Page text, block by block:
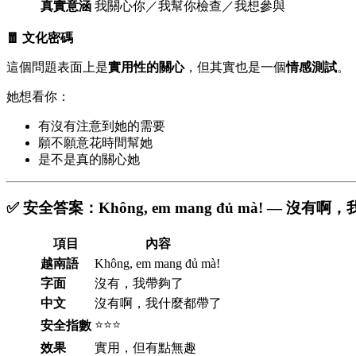
真實意涵 我關心你／我幫你檢查／我想參與
🧧 文化密碼
這個問題表面上是實用性的關心，但其實也是一個情感測試。
她想看你：
有沒有注意到她的需要
願不願意花時間幫她
是不是真的關心她
✅ 安全答案：Không, em mang đủ mà! — 沒有啊，
項目
內容
越南語
Không, em mang đủ mà!
字面
沒有，我帶夠了
中文
沒有啊，我什麼都帶了
安全指數 ⭐⭐⭐
效果
實用，但有點無趣